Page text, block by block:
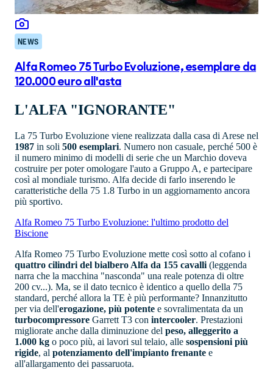
NEWS
Alfa Romeo 75 Turbo Evoluzione, esemplare da
120.000 euro all'asta
L'ALFA "IGNORANTE"
La 75 Turbo Evoluzione viene realizzata dalla casa di Arese nel
1987 in soli 500 esemplari. Numero non casuale, perché 500 è
il numero minimo di modelli di serie che un Marchio doveva
costruire per poter omologare l'auto a Gruppo A, e partecipare
così al mondiale turismo. Alfa decide di farlo inserendo le
caratteristiche della 75 1.8 Turbo in un aggiornamento ancora
più sportivo.
Alfa Romeo 75 Turbo Evoluzione: l'ultimo prodotto del
Biscione
Alfa Romeo 75 Turbo Evoluzione mette così sotto al cofano i
quattro cilindri del bialbero Alfa da 155 cavalli (leggenda
narra che la macchina "nasconda" una reale potenza di oltre
200 cv...). Ma, se il dato tecnico è identico a quello della 75
standard, perché allora la TE è più performante? Innanzitutto
per via dell'erogazione, più potente e sovralimentata da un
turbocompressore Garrett T3 con intercooler. Prestazioni
migliorate anche dalla diminuzione del peso, alleggerito a
1.000 kg o poco più, ai lavori sul telaio, alle sospensioni più
rigide, al potenziamento dell'impianto frenante e
all'allargamento dei passaruota.